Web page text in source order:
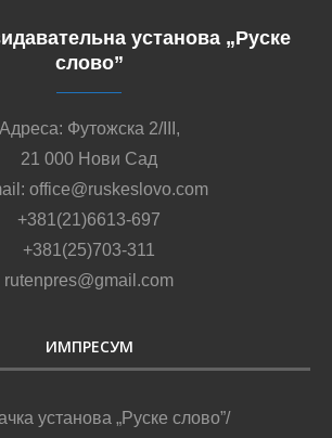
установа „Руске
слово”
Адреса: Футожска 2/III,
21 000 Нови Сад
office@ruskeslovo.com
+381(21)6613-697
+381(25)703-311
rutenpres@gmail.com
ИМПРЕСУМ
установа „Руске слово”/